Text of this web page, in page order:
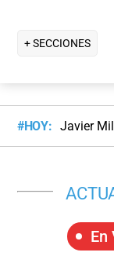
+ SECCIONES
#HOY: Javier
En